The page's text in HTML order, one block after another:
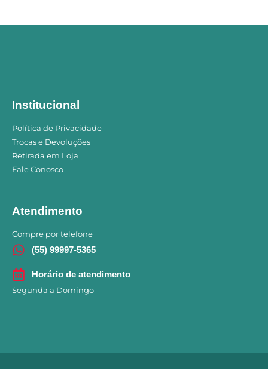
Institucional
Política de Privacidade
Trocas e Devoluções
Retirada em Loja
Fale Conosco
Atendimento
Compre por telefone
(55) 99997-5365
Horário de atendimento
Segunda a Domingo